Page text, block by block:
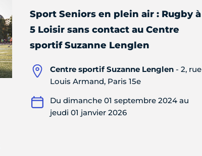
Sport Seniors en plein air : Rugby à
5 Loisir sans contact au Centre
sportif Suzanne Lenglen
Centre sportif Suzanne Lenglen - 2, rue
Louis Armand, Paris 15e
Du dimanche 01 septembre 2024 au
jeudi 01 janvier 2026